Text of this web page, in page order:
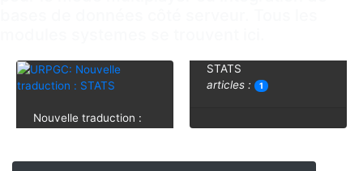
Nouvelle traduction :
STATS
articles : 1